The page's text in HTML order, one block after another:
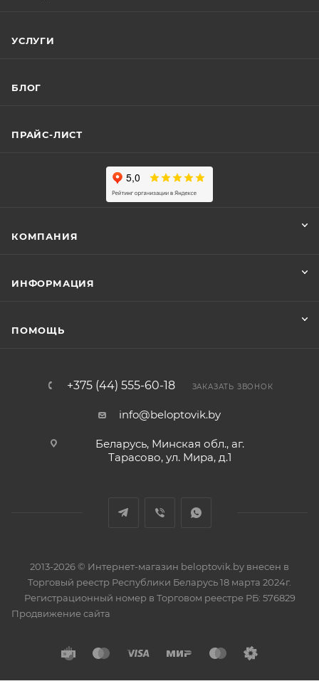
УСЛУГИ
БЛОГ
ПРАЙС-ЛИСТ
КОМПАНИЯ
ИНФОРМАЦИЯ
ПОМОЩЬ
+375 (44) 555-60-18 ЗАКАЗАТЬ ЗВОНОК
info@beloptovik.by
Беларусь, Минская обл., аг.
Тарасово, ул. Мира, д.1
2013-2026 © Интернет-магазин beloptovik.by внесен в
Торговый реестр Республики Беларусь 18 марта 2024г.
Регистрационный номер в Торговом реестре РБ: 576829
Продвижение сайта